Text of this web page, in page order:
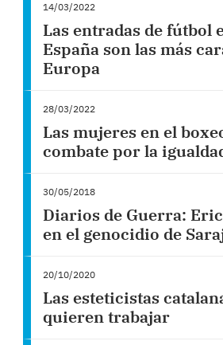
14/03/2022
Las entradas de fútbol
España son las más
Europa
28/03/2022
Las mujeres en el
combate por la
30/05/2018
Diarios de Guerra:
en el genocidio de
20/10/2020
Las esteticistas
quieren trabajar